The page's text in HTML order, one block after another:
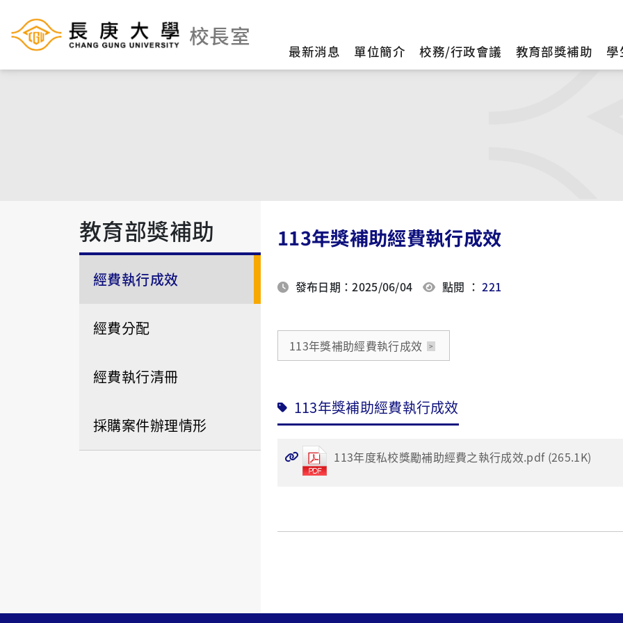
校長室
最新消息 單位簡介 校務/行政會議 教育部獎補助 學
教育部獎補助
經費執行成效
經費分配
經費執行清冊
採購案件辦理情形
113年獎補助經費執行成效
發布日期：2025/06/04 點閱 ：221
113年獎補助經費執行成效
113年獎補助經費執行成效
113年度私校獎勵補助經費之執行成效.pdf (265.1K)